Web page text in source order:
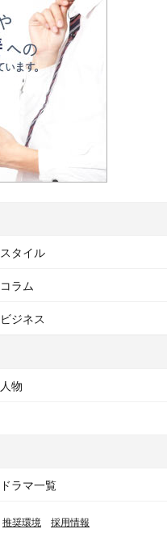
スタイル
コラム
ビジネス
人物
ドラマ一覧
推奨環境 採用情報